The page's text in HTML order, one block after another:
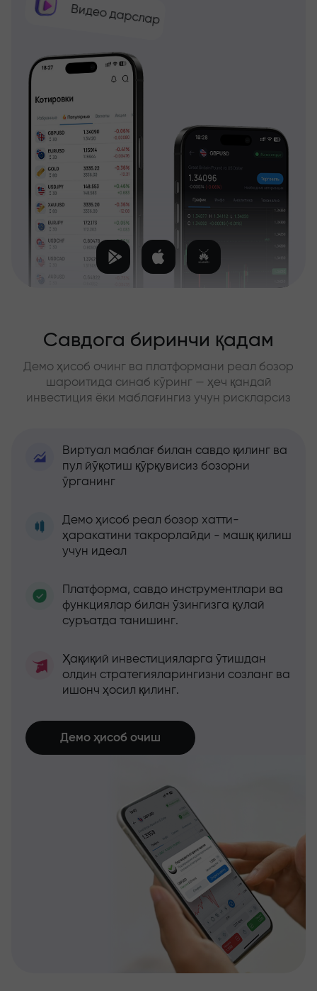
Видео дарслар
Савдога биринчи қадам
Демо ҳисоб очинг ва платформани реал бозор
шароитида синаб кўринг — ҳеч қандай
инвестиция ёки маблағингиз учун рискларсиз
Виртуал маблағ билан савдо қилинг ва
пул йўқотиш қўрқувисиз бозорни
ўрганинг
Демо ҳисоб реал бозор хатти-
ҳаракатини такрорлайди - машқ қилиш
учун идеал
Платформа, савдо инструментлари ва
функциялар билан ўзингизга қулай
суръатда танишинг.
Ҳақиқий инвестицияларга ўтишдан
олдин стратегияларингизни созланг ва
ишонч ҳосил қилинг.
Демо ҳисоб очиш